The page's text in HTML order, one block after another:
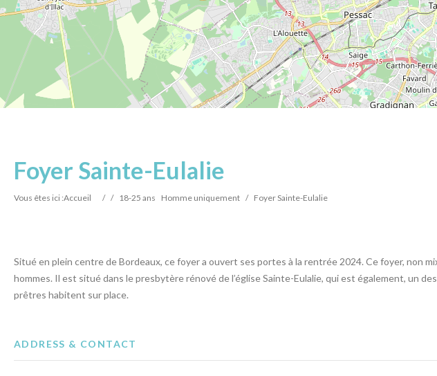
Foyer Sainte-Eulalie
Vous êtes ici :Accueil / / 18-25 ans Homme uniquement / Foyer Sainte-Eulalie
Situé en plein centre de Bordeaux, ce foyer a ouvert ses portes à la rentrée 2024. Ce foyer, non
hommes. Il est situé dans le presbytère rénové de l’église Sainte-Eulalie, qui est également, un
prêtres habitent sur place.
ADDRESS & CONTACT